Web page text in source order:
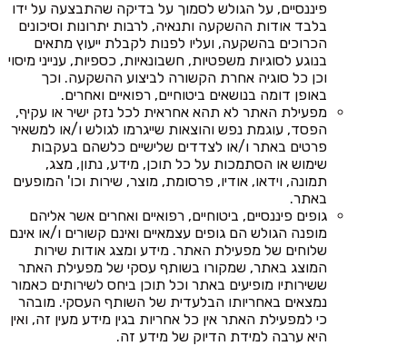
פיננסיים, על הגולש לסמוך על בדיקה שהתבצעה על ידו
בלבד אודות ההשקעה ותנאיה, לרבות יתרונות וסיכונים
הכרוכים בהשקעה, ועליו לפנות לקבלת ייעוץ מתאים
בנוגע לסוגיות משפטיות, חשבונאיות, כספיות, ענייני מיסוי
וכן כל סוגיה אחרת הקשורה לביצוע ההשקעה. וכך
באופן דומה בנושאים ביטוחיים, רפואיים ואחרים.
מפעילת האתר לא תהא אחראית לכל נזק ישיר או עקיף,
הפסד, עוגמת נפש והוצאות שייגרמו לגולש ו/או למשאיר
פרטים באתר ו/או לצדדים שלישיים כלשהם בעקבות
שימוש או הסתמכות על כל תוכן, מידע, נתון, מצג,
תמונה, וידאו, אודיו, פרסומת, מוצר, שירות וכו' המופעים
באתר.
גופים פיננסיים, ביטוחיים, רפואיים ואחרים אשר אליהם
מופנה הגולש הם גופים עצמאיים ואינם קשורים ו/או אינם
שלוחים של מפעילת האתר. מידע ומצג אודות שירות
המוצג באתר, שמקורו בשותף עסקי של מפעילת האתר
ששירותיו מופיעים באתר וכל תוכן ביחס לשירותים כאמור
נמצאים באחריותו הבלעדית של השותף העסקי. מובהר
כי למפעילת האתר אין כל אחריות בגין מידע מעין זה, ואין
היא ערבה למידת הדיוק של מידע זה.